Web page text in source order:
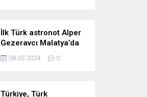
edilenleri anlattı!
İlk Türk astronot Alper
Gezeravcı Malatya’da
öğrencilerle bir araya
geldi!
08.05.2024 0
Türkiye, Türk